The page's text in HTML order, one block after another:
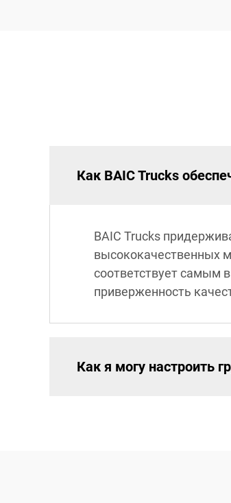
Как BAIC Trucks
BAIC Trucks
высококачественных
соответствует самым
приверженность
Как я могу настроить